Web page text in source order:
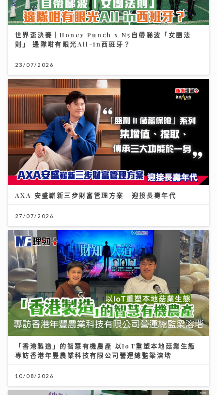
世界盃決賽｜Honey Punch x N5自帶睇波「女團法
則」 邊隊咁有眼光All-in西班牙？
23/07/2026
AXA 安盛嶄新三步財富管理方案 迎接長壽年代
27/07/2026
「香港製造」的智慧有機農產 以IoT重塑本地菇業生態
專訪香港年豐農業科技有限公司營運總監梁溶堦
10/08/2026